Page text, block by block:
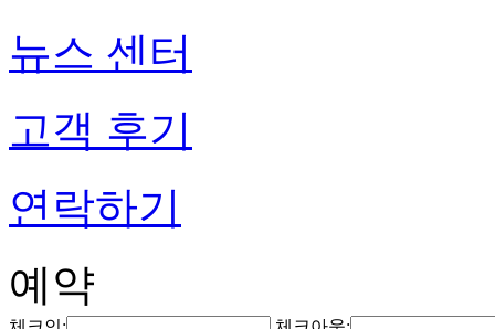
뉴스 센터
고객 후기
연락하기
예약